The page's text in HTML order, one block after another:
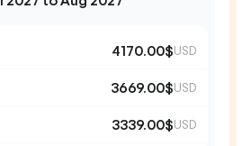
4170.00$USD
3669.00$USD
3339.00$USD